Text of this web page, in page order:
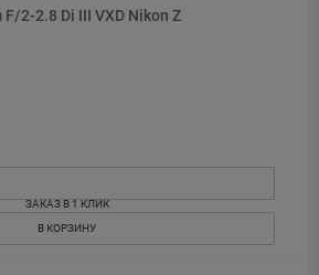
2-2.8 Di III VXD Nikon Z
ЗАКАЗ В 1 КЛИК
В КОРЗИНУ